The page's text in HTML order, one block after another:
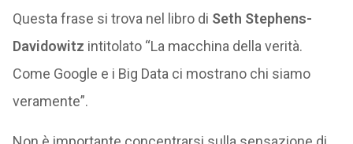
Questa frase si trova nel libro di Seth Stephens-
Davidowitz intitolato “La macchina della verità.
Come Google e i Big Data ci mostrano chi siamo
veramente”.